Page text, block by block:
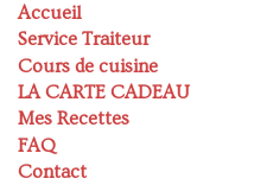
Accueil
Service Traiteur
Cours de cuisine
LA CARTE CADEAU
Mes Recettes
FAQ
Contact